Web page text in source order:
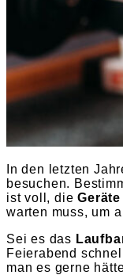
In den letzten
besuchen.
ist voll, die
warten muss, um
Sei es das
Feierabend
man es gerne